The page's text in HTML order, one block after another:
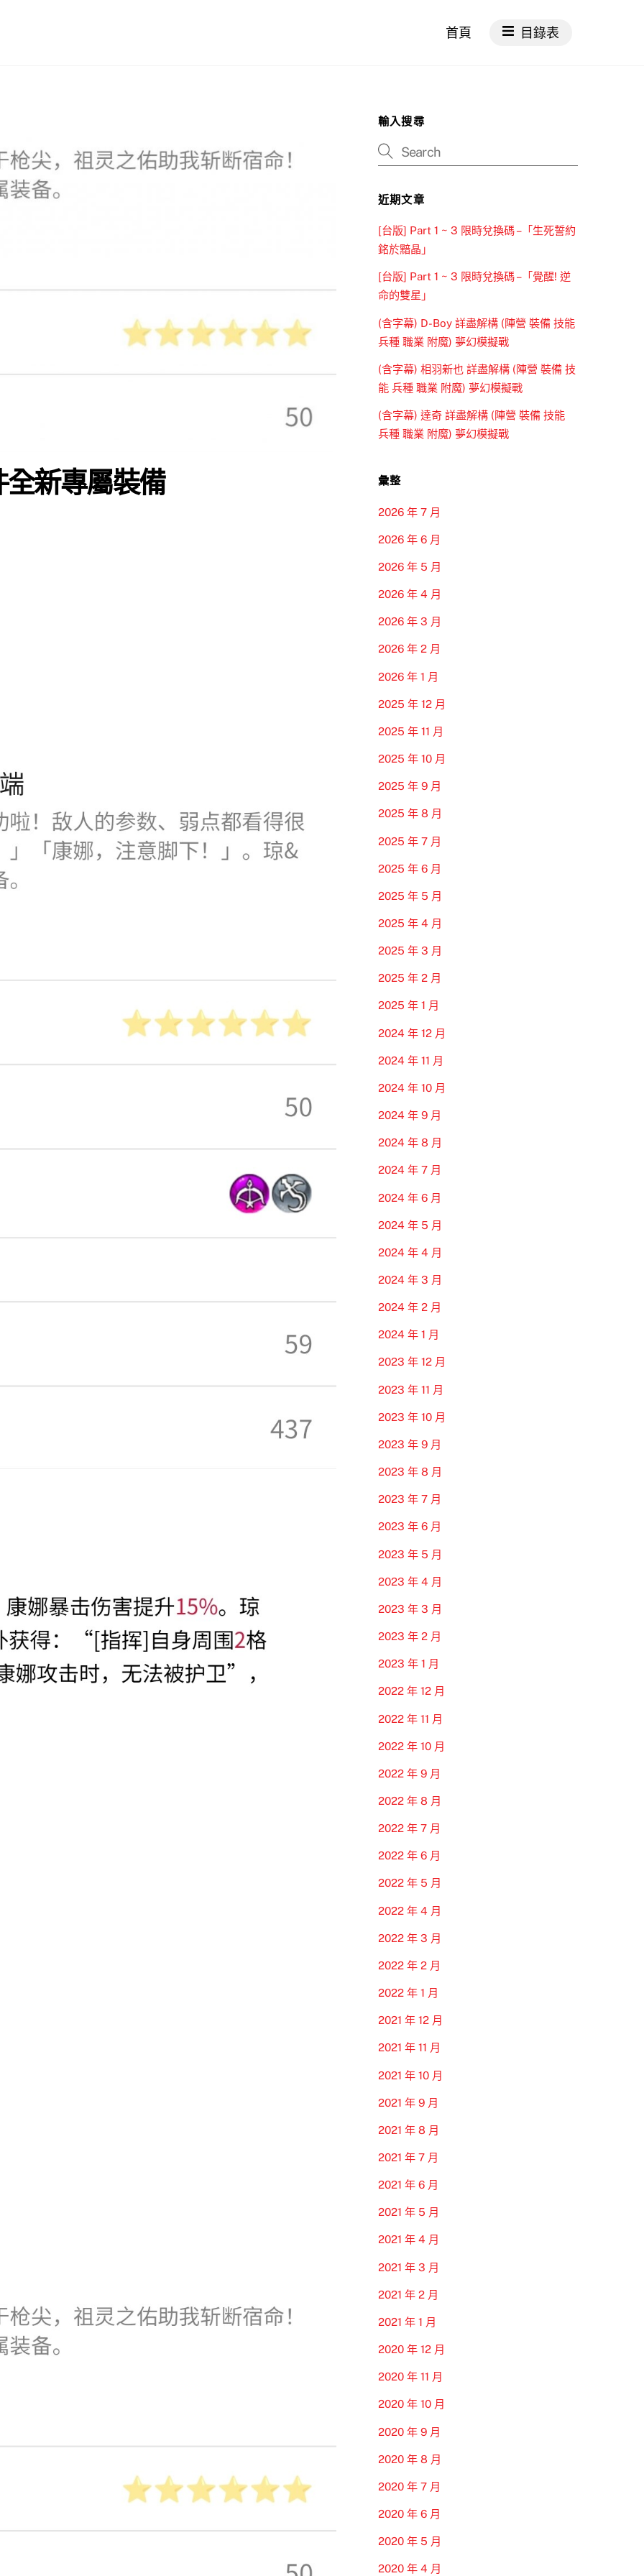
首頁 目錄表
新專屬裝備
輸入搜尋
近期文章
[台版] Part 1 ~ 3 限時兌換碼 –「生死誓約
銘於黯晶」
[台版] Part 1 ~ 3 限時兌換碼 –「覺醒! 逆
命的雙星」
(含字幕) D-Boy 詳盡解構 (陣營 裝備 技能
兵種 職業 附魔) 夢幻模擬戰
(含字幕) 相羽新也 詳盡解構 (陣營 裝備 技
能 兵種 職業 附魔) 夢幻模擬戰
(含字幕) 達奇 詳盡解構 (陣營 裝備 技能
兵種 職業 附魔) 夢幻模擬戰
彙整
2026 年 7 月
2026 年 6 月
2026 年 5 月
2026 年 4 月
2026 年 3 月
2026 年 2 月
2026 年 1 月
2025 年 12 月
2025 年 11 月
2025 年 10 月
2025 年 9 月
2025 年 8 月
2025 年 7 月
2025 年 6 月
2025 年 5 月
2025 年 4 月
2025 年 3 月
2025 年 2 月
2025 年 1 月
2024 年 12 月
2024 年 11 月
2024 年 10 月
2024 年 9 月
2024 年 8 月
2024 年 7 月
2024 年 6 月
2024 年 5 月
2024 年 4 月
2024 年 3 月
2024 年 2 月
2024 年 1 月
2023 年 12 月
2023 年 11 月
2023 年 10 月
2023 年 9 月
2023 年 8 月
2023 年 7 月
2023 年 6 月
2023 年 5 月
2023 年 4 月
2023 年 3 月
2023 年 2 月
2023 年 1 月
2022 年 12 月
2022 年 11 月
2022 年 10 月
2022 年 9 月
2022 年 8 月
2022 年 7 月
2022 年 6 月
2022 年 5 月
2022 年 4 月
2022 年 3 月
2022 年 2 月
2022 年 1 月
2021 年 12 月
2021 年 11 月
2021 年 10 月
2021 年 9 月
2021 年 8 月
2021 年 7 月
2021 年 6 月
2021 年 5 月
2021 年 4 月
2021 年 3 月
2021 年 2 月
2021 年 1 月
2020 年 12 月
2020 年 11 月
2020 年 10 月
2020 年 9 月
2020 年 8 月
2020 年 7 月
2020 年 6 月
2020 年 5 月
2020 年 4 月